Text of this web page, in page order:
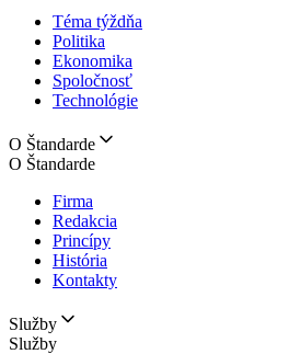
Téma týždňa
Politika
Ekonomika
Spoločnosť
Technológie
O Štandarde
O Štandarde
Firma
Redakcia
Princípy
História
Kontakty
Služby
Služby